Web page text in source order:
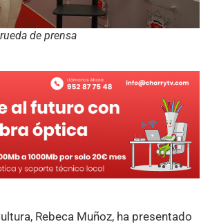
de prensa
Rebeca Muñoz, ha presentado